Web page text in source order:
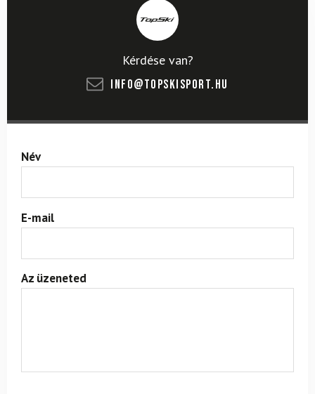
Kérdése van?
info@topskisport.hu
Név
E-mail
Az üzeneted